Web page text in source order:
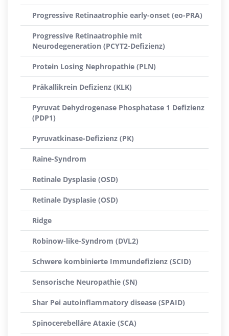
Progressive Retinaatrophie early-onset (eo-PRA)
Progressive Retinaatrophie mit
Neurodegeneration (PCYT2-Defizienz)
Protein Losing Nephropathie (PLN)
Präkallikrein Defizienz (KLK)
Pyruvat Dehydrogenase Phosphatase 1 Defizienz
(PDP1)
Pyruvatkinase-Defizienz (PK)
Raine-Syndrom
Retinale Dysplasie (OSD)
Retinale Dysplasie (OSD)
Ridge
Robinow-like-Syndrom (DVL2)
Schwere kombinierte Immundefizienz (SCID)
Sensorische Neuropathie (SN)
Shar Pei autoinflammatory disease (SPAID)
Spinocerebelläre Ataxie (SCA)